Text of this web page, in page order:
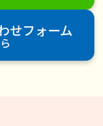
工
ナメクジ駆除
せフォーム